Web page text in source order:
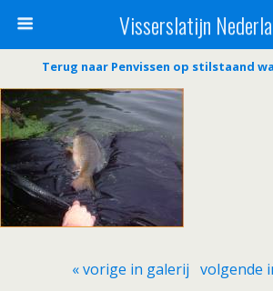
Visserslatijn
Terug naar Penvissen op stilstaand
« vorige in galerij volgende